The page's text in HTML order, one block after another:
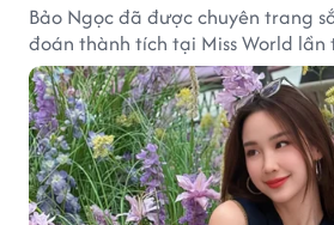
Bảo Ngọc đã được chuyên trang
đoán thành tích tại Miss World lần